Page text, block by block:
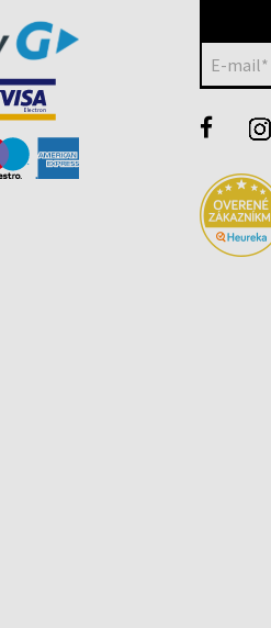
E-mail*